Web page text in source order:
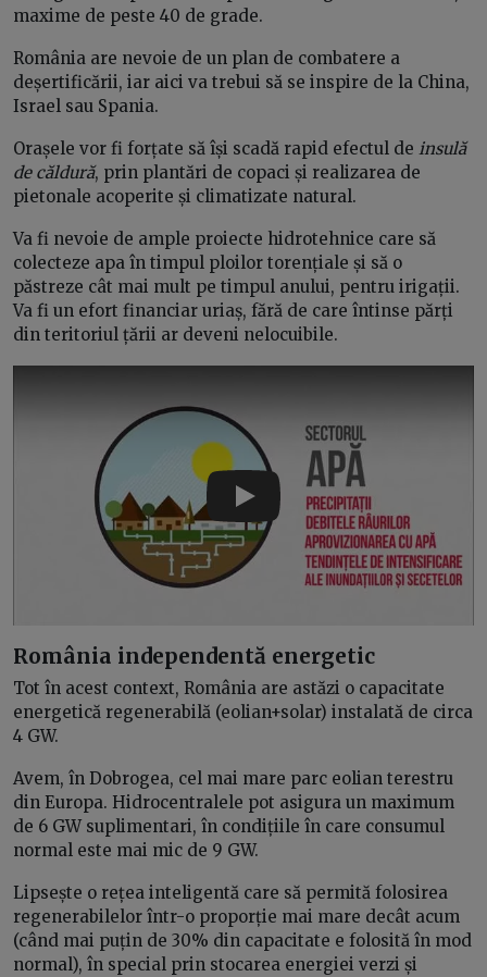
maxime de peste 40 de grade.
România are nevoie de un plan de combatere a
deșertificării, iar aici va trebui să se inspire de la China,
Israel sau Spania.
Orașele vor fi forțate să își scadă rapid efectul de insulă
de căldură, prin plantări de copaci și realizarea de
pietonale acoperite și climatizate natural.
Va fi nevoie de ample proiecte hidrotehnice care să
colecteze apa în timpul ploilor torențiale și să o
păstreze cât mai mult pe timpul anului, pentru irigații.
Va fi un efort financiar uriaș, fără de care întinse părți
din teritoriul țării ar deveni nelocuibile.
Play
România independentă energetic
Tot în acest context, România are astăzi o capacitate
energetică regenerabilă (eolian+solar) instalată de circa
4 GW.
Avem, în Dobrogea, cel mai mare parc eolian terestru
din Europa. Hidrocentralele pot asigura un maximum
de 6 GW suplimentari, în condițiile în care consumul
normal este mai mic de 9 GW.
Lipsește o rețea inteligentă care să permită folosirea
regenerabilelor într-o proporție mai mare decât acum
(când mai puțin de 30% din capacitate e folosită în mod
normal), în special prin stocarea energiei verzi și